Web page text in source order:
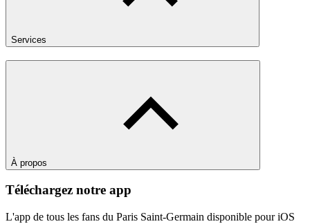
Services
À propos
Téléchargez notre app
L'app de tous les fans du Paris Saint-Germain disponible pour iOS